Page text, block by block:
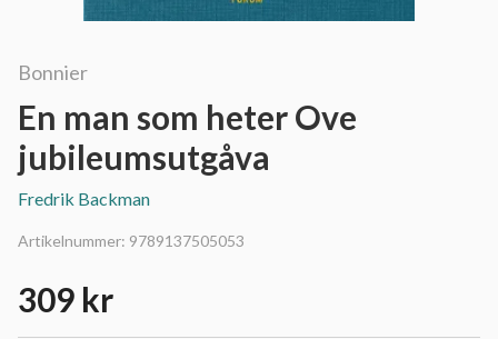
Bonnier
En man som heter Ove
jubileumsutgåva
Fredrik Backman
Artikelnummer: 9789137505053
309 kr